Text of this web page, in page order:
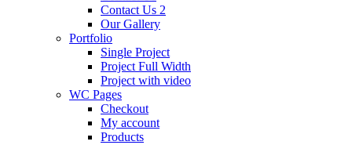
Contact Us 2
Our Gallery
Portfolio
Single Project
Project Full Width
Project with video
WC Pages
Checkout
My account
Products